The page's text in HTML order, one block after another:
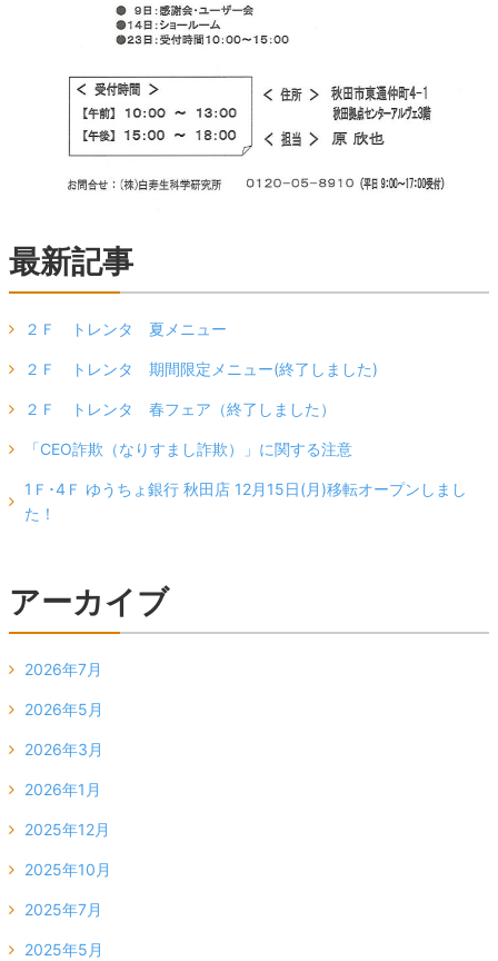
最新記事
２Ｆ トレンタ 夏メニュー
２Ｆ トレンタ 期間限定メニュー(終了しました)
２Ｆ トレンタ 春フェア（終了しました）
「CEO詐欺（なりすまし詐欺）」に関する注意
1Ｆ･4Ｆ ゆうちょ銀行 秋田店 12月15日(月)移転オープンしまし
た！
アーカイブ
2026年7月
2026年5月
2026年3月
2026年1月
2025年12月
2025年10月
2025年7月
2025年5月